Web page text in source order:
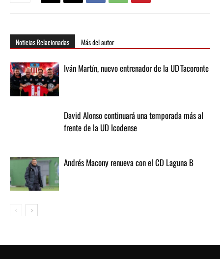
Noticias Relacionadas Más del autor
Iván Martín, nuevo entrenador de la UD Tacoronte
David Alonso continuará una temporada más al
frente de la UD Icodense
Andrés Macony renueva con el CD Laguna B